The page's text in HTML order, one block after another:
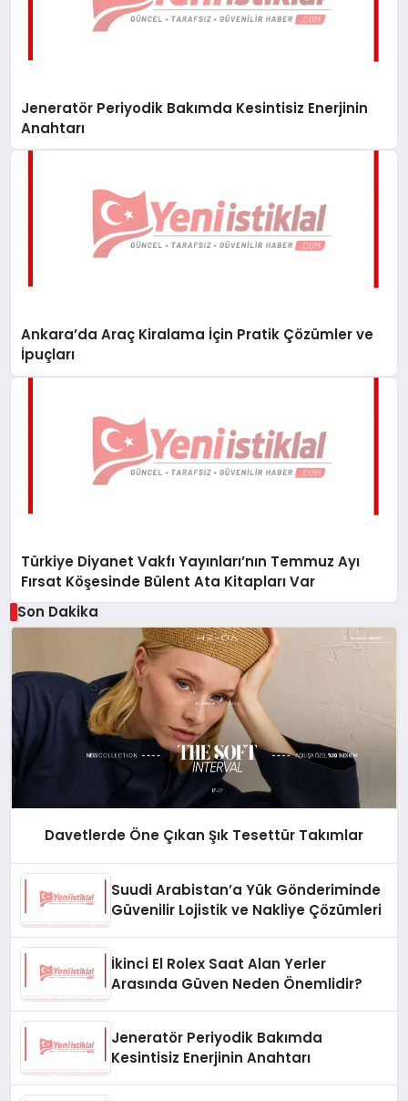
Jeneratör Periyodik Bakımda Kesintisiz Enerjinin
Anahtarı
Ankara’da Araç Kiralama İçin Pratik Çözümler ve
İpuçları
Türkiye Diyanet Vakfı Yayınları’nın Temmuz Ayı
Fırsat Köşesinde Bülent Ata Kitapları Var
Son Dakika
Davetlerde Öne Çıkan Şık Tesettür Takımlar
Suudi Arabistan’a Yük Gönderiminde
Güvenilir Lojistik ve Nakliye Çözümleri
İkinci El Rolex Saat Alan Yerler
Arasında Güven Neden Önemlidir?
Jeneratör Periyodik Bakımda
Kesintisiz Enerjinin Anahtarı